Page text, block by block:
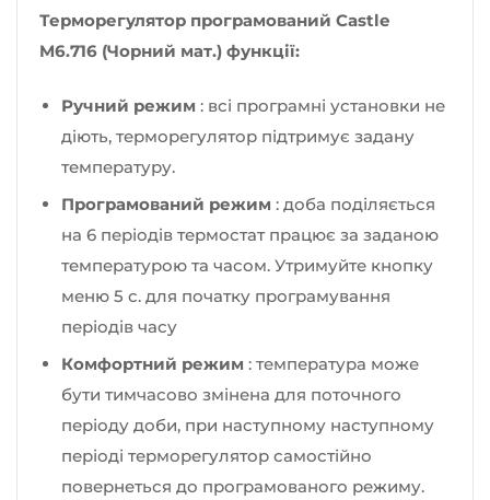
Терморегулятор програмований Castle
M6.716 (Чорний мат.) функції:
Ручний режим : всі програмні установки не
діють, терморегулятор підтримує задану
температуру.
Програмований режим : доба поділяється
на 6 періодів термостат працює за заданою
температурою та часом. Утримуйте кнопку
меню 5 с. для початку програмування
періодів часу
Комфортний режим : температура може
бути тимчасово змінена для поточного
періоду доби, при наступному наступному
періоді терморегулятор самостійно
повернеться до програмованого режиму.